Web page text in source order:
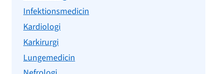
Infektionsmedicin
Kardiologi
Karkirurgi
Lungemedicin